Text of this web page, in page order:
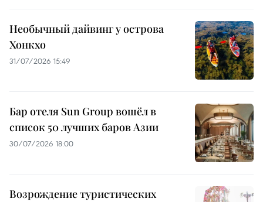
Необычный дайвинг у острова
Хонкхо
31/07/2026 15:49
Бар отеля Sun Group вошёл в
список 50 лучших баров Азии
30/07/2026 18:00
Возрождение туристических